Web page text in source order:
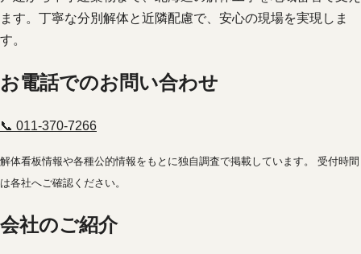
ます。丁寧な分別解体と近隣配慮で、安心の現場を実現しま
す。
お電話でのお問い合わせ
📞 011-370-7266
解体看板情報や各種公的情報をもとに独自調査で掲載しています。 受付時間
は各社へご確認ください。
会社のご紹介